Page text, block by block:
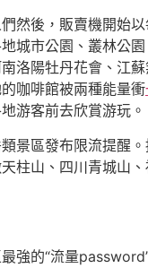
然後，販賣機開始
城市公園、叢林公
洛陽牡丹花會、江
咖啡館被兩種能量衝
游客前去欣賞游玩。
景區發布限流提醒
柱山、四川青城山
強的“流量